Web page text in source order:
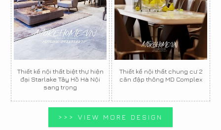
Thiết kế nội thất biệt thự hiện
đại Starlake Tây Hồ Hà Nội
sang trọng
Thiết kế nội thất chung cư 2
căn đập thông MD Complex
>>> VIEW MORE DESIGN